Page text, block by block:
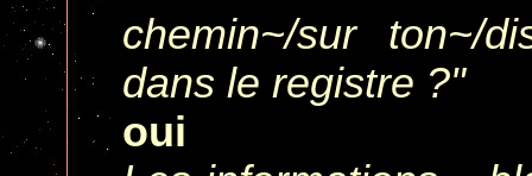
chemin~/sur ton~/
dans le registre ?"
oui